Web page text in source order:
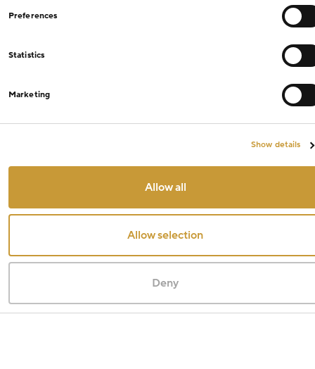
Preferences
Statistics
Marketing
Show details
Allow all
Allow selection
Deny